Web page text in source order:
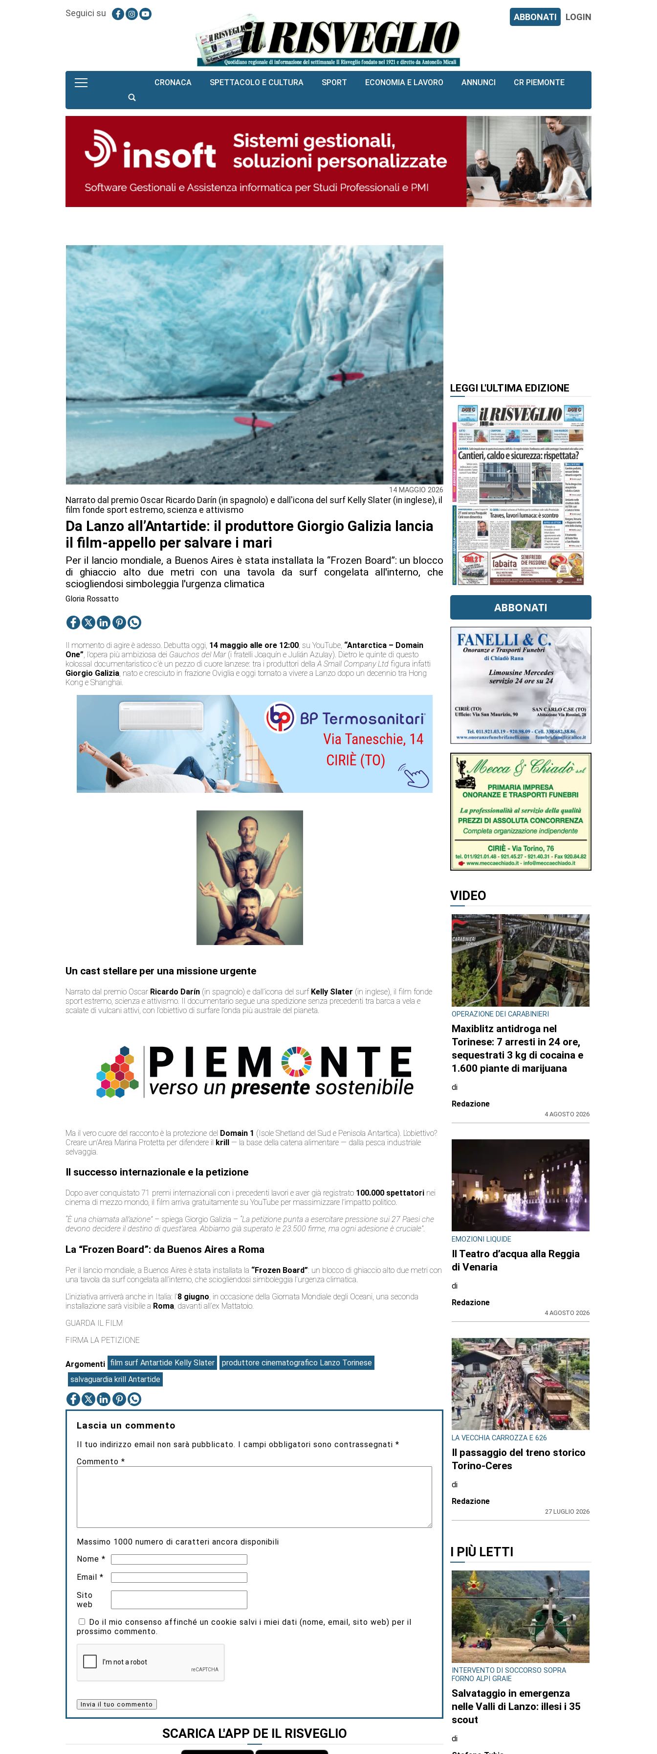
Seguici su ABBONATI LOGIN
CRONACA SPETTACOLO E CULTURA SPORT ECONOMIA E LAVORO ANNUNCI CR PIEMONTE
14 MAGGIO 2026
Narrato dal premio Oscar Ricardo Darín (in spagnolo) e dall'icona del surf Kelly Slater (in inglese), il
film fonde sport estremo, scienza e attivismo
Da Lanzo all’Antartide: il produttore Giorgio Galizia lancia
il film-appello per salvare i mari
Per il lancio mondiale, a Buenos Aires è stata installata la “Frozen Board”: un blocco
di ghiaccio alto due metri con una tavola da surf congelata all'interno, che
sciogliendosi simboleggia l'urgenza climatica
Gloria Rossatto
Il momento di agire è adesso. Debutta oggi, 14 maggio alle ore 12:00, su YouTube, “Antarctica – Domain
One”, l’opera più ambiziosa dei Gauchos del Mar(i fratelli Joaquín e Julián Azulay). Dietro le quinte di questo
kolossal documentaristico c’è un pezzo di cuore lanzese: tra i produttori dellaA Small Company Ltd figura infatti
Giorgio Galizia, nato e cresciuto in frazione Oviglia e oggi tornato a vivere a Lanzo dopo un decennio tra Hong
Kong e Shanghai.
Un cast stellare per una missione urgente
Narrato dal premio Oscar Ricardo Darín (in spagnolo) e dall’icona del surf Kelly Slater (in inglese), il film fonde
sport estremo, scienza e attivismo. Il documentario segue una spedizione senza precedenti tra barca a vela e
scalate di vulcani attivi, con l’obiettivo di surfare l’onda più australe del pianeta.
Ma il vero cuore del racconto è la protezione del Domain 1 (Isole Shetland del Sud e Penisola Antartica). L’obiettivo?
Creare un’Area Marina Protetta per difendere il krill — la base della catena alimentare — dalla pesca industriale
selvaggia.
Il successo internazionale e la petizione
Dopo aver conquistato 71 premi internazionali con i precedenti lavori e aver già registrato 100.000 spettatori nei
cinema di mezzo mondo, il film arriva gratuitamente su YouTube per massimizzare l’impatto politico.
“È una chiamata all’azione”– spiega Giorgio Galizia – “La petizione punta a esercitare pressione sui 27 Paesi che
devono decidere il destino di quest’area. Abbiamo già superato le 23.500 firme, ma ogni adesione è cruciale”.
La “Frozen Board”: da Buenos Aires a Roma
Per il lancio mondiale, a Buenos Aires è stata installata la “Frozen Board”: un blocco di ghiaccio alto due metri con
una tavola da surf congelata all’interno, che sciogliendosi simboleggia l’urgenza climatica.
L’iniziativa arriverà anche in Italia: l’8 giugno , in occasione della Giornata Mondiale degli Oceani, una seconda
installazione sarà visibile a Roma , davanti all’ex Mattatoio.
GUARDA IL FILM
FIRMA LA PETIZIONE
Argomenti film surf Antartide Kelly Slater
produttore cinematografico Lanzo Torinese
salvaguardia krill Antartide
Lascia un commento
Il tuo indirizzo email non sarà pubblicato. I campi obbligatori sono contrassegnati*
Commento*
Massimo 1000 numero di caratteri ancora disponibili
Nome*
Email*
Sito
web
Do il mio consenso affinché un cookie salvi i miei dati (nome, email, sito web) per il
prossimo commento.
SCARICA L'APP DE IL RISVEGLIO
LEGGI L'ULTIMA EDIZIONE
ABBONATI
VIDEO
OPERAZIONE DEI CARABINIERI
Maxiblitz antidroga nel
Torinese: 7 arresti in 24 ore,
sequestrati 3 kg di cocaina e
1.600 piante di marijuana
di
Redazione
4 AGOSTO 2026
EMOZIONI LIQUIDE
Il Teatro d’acqua alla Reggia
di Venaria
di
Redazione
4 AGOSTO 2026
LA VECCHIA CARROZZA E 626
Il passaggio del treno storico
Torino-Ceres
di
Redazione
27 LUGLIO 2026
I PIÙ LETTI
INTERVENTO DI SOCCORSO SOPRA
FORNO ALPI GRAIE
Salvataggio in emergenza
nelle Valli di Lanzo: illesi i 35
scout
di